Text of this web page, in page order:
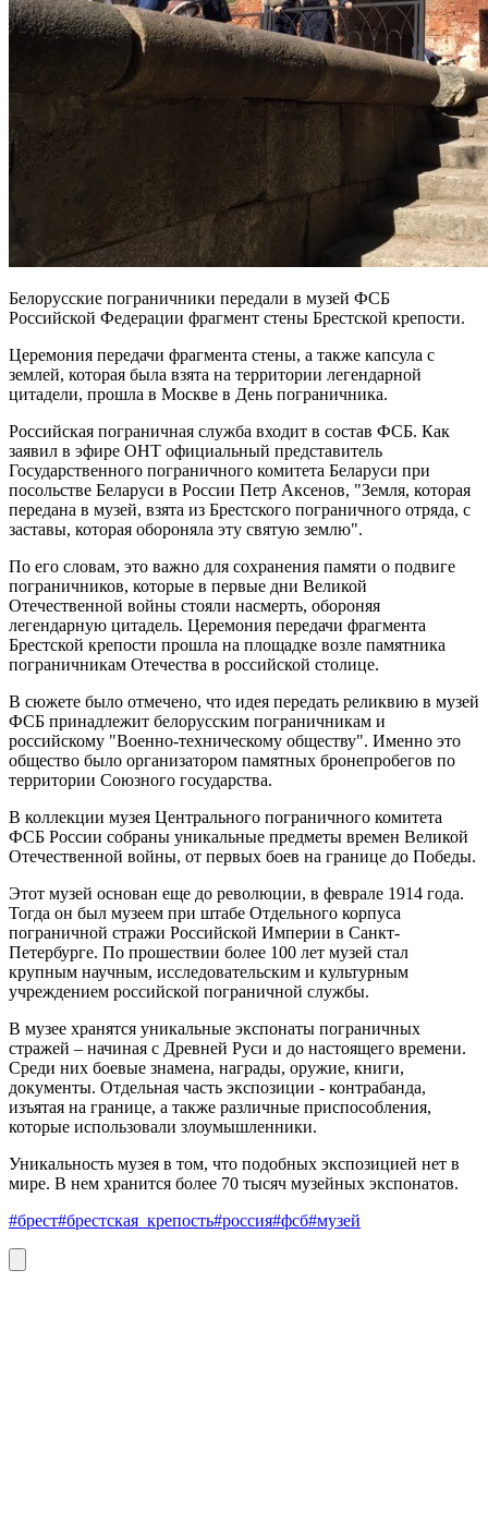
Белорусские пограничники передали в музей ФСБ
Российской Федерации фрагмент стены Брестской крепости.
Церемония передачи фрагмента стены, а также капсула с
землей, которая была взята на территории легендарной
цитадели, прошла в Москве в День пограничника.
Российская пограничная служба входит в состав ФСБ. Как
заявил в эфире ОНТ официальный представитель
Государственного пограничного комитета Беларуси при
посольстве Беларуси в России Петр Аксенов, "Земля, которая
передана в музей, взята из Брестского пограничного отряда, с
заставы, которая обороняла эту святую землю".
По его словам, это важно для сохранения памяти о подвиге
пограничников, которые в первые дни Великой
Отечественной войны стояли насмерть, обороняя
легендарную цитадель. Церемония передачи фрагмента
Брестской крепости прошла на площадке возле памятника
пограничникам Отечества в российской столице.
В сюжете было отмечено, что идея передать реликвию в музей
ФСБ принадлежит белорусским пограничникам и
российскому "Военно-техническому обществу". Именно это
общество было организатором памятных бронепробегов по
территории Союзного государства.
В коллекции музея Центрального пограничного комитета
ФСБ России собраны уникальные предметы времен Великой
Отечественной войны, от первых боев на границе до Победы.
Этот музей основан еще до революции, в феврале 1914 года.
Тогда он был музеем при штабе Отдельного корпуса
пограничной стражи Российской Империи в Санкт-
Петербурге. По прошествии более 100 лет музей стал
крупным научным, исследовательским и культурным
учреждением российской пограничной службы.
В музее хранятся уникальные экспонаты пограничных
стражей – начиная с Древней Руси и до настоящего времени.
Среди них боевые знамена, награды, оружие, книги,
документы. Отдельная часть экспозиции - контрабанда,
изъятая на границе, а также различные приспособления,
которые использовали злоумышленники.
Уникальность музея в том, что подобных экспозицией нет в
мире. В нем хранится более 70 тысяч музейных экспонатов.
#брест#брестская_крепость#россия#фсб#музей